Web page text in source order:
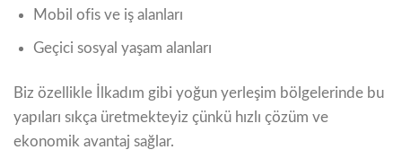
Mobil ofis ve iş alanları
Geçici sosyal yaşam alanları
Biz özellikle İlkadım gibi yoğun yerleşim bölgelerinde bu
yapıları sıkça üretmekteyiz çünkü hızlı çözüm ve
ekonomik avantaj sağlar.